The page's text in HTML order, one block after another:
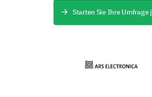
Starten Sie Ihre Umfrage